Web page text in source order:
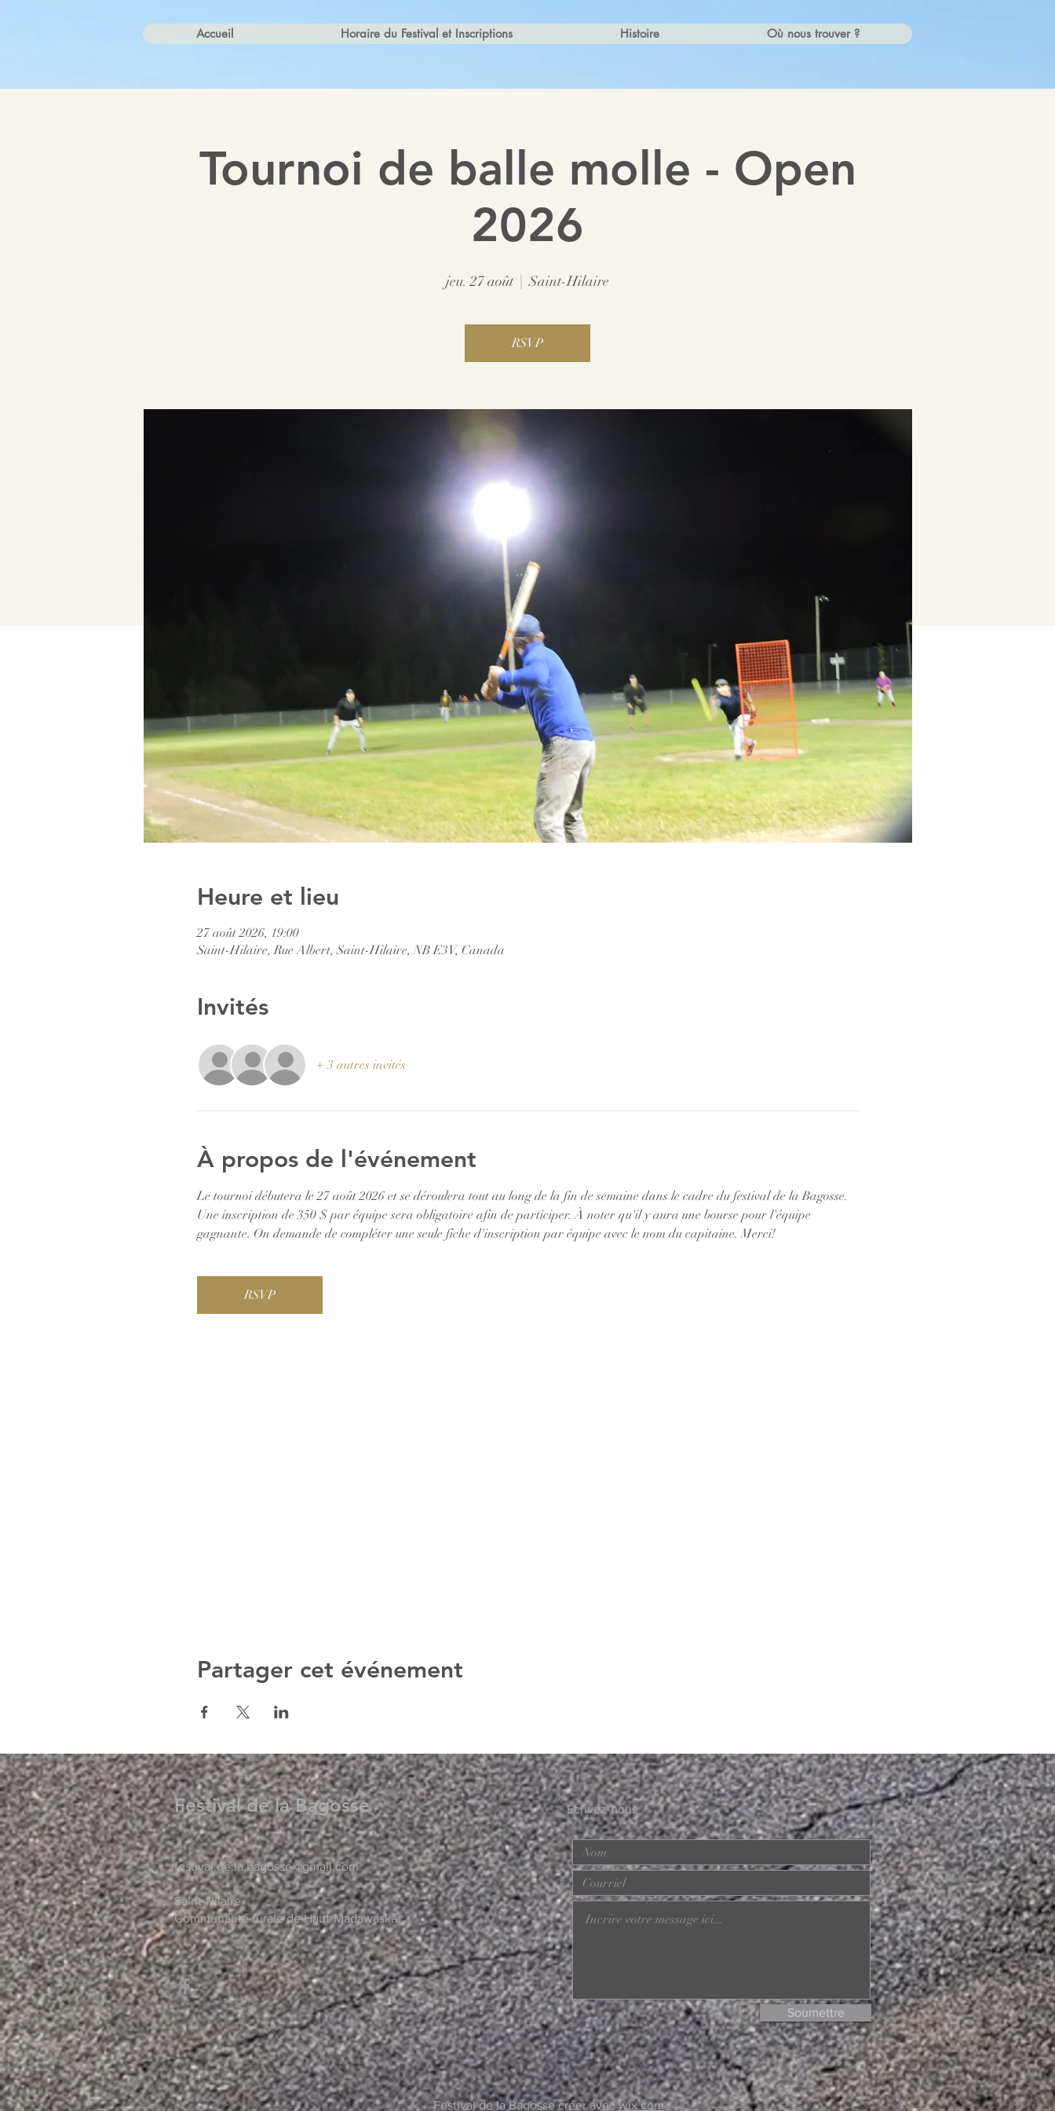
Accueil Horaire du Festival et Inscriptions Histoire Où nous trouver ?
Tournoi de balle molle - Open
2026
jeu. 27 août
  |
Saint-Hilaire
RSVP
Heure et lieu
27 août 2026, 19:00
Saint-Hilaire, Rue Albert, Saint-Hilaire, NB E3V, Canada
Invités
+ 3 autres invités
À propos de l'événement
Le tournoi débutera le 27 août 2026 et se déroulera tout au long de la fin de semaine dans le cadre du festival de la Bagosse.
Une inscription de 350 $ par équipe sera obligatoire afin de participer. À noter qu'il y aura une bourse pour l'équipe
gagnante. On demande de compléter une seule fiche d'inscription par équipe avec le nom du capitaine. Merci!
RSVP
Partager cet événement
Festival de la Bagosse
festival.de.la.bagosse@gmail.com
Saint-Hilaire
Communauté rurale de Haut-Madawaska
Écrivez-nous
Soumettre
Festival de la Bagosse créer avecwix.com